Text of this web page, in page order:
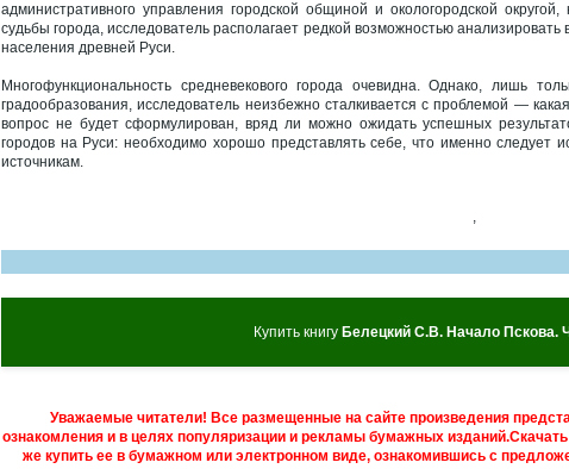
административного управления городской общиной и окологородской
судьбы города, исследователь располагает редкой возможностью
населения древней Руси.
Многофункциональность средневекового города очевидна. Однако, лишь
градообразования, исследователь неизбежно сталкивается с проблемой —
вопрос не будет сформулирован, вряд ли можно ожидать успешных
городов на Руси: необходимо хорошо представлять себе, что именно следует
источникам.
,
Купить книгу Белецкий С.В. Начало Пскова.
Уважаемые читатели! Все размещенные на сайте произведения
ознакомления и в целях популяризации и рекламы бумажных
же купить ее в бумажном или электронном виде, ознакомившись с